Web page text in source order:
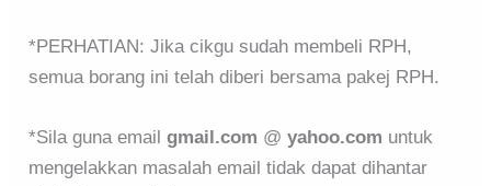
*PERHATIAN: Jika cikgu sudah membeli RPH,
semua borang ini telah diberi bersama pakej RPH.
*Sila guna emailgmail.com @yahoo.com untuk
mengelakkan masalah email tidak dapat dihantar